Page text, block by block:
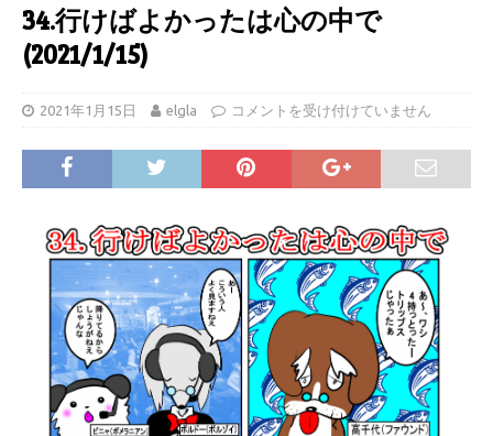
34.行けばよかったは心の中で
(2021/1/15)
2021年1月15日 elgla コメントを受け付けていません